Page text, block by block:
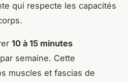
qui respecte les capacités
10 à 15 minutes
semaine. Cette
muscles et fascias de